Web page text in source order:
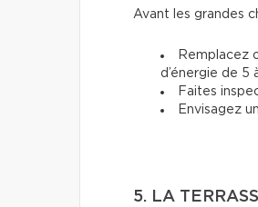
Avant les grandes
Remplacez
d’énergie de 5
Faites
Envisagez
5. LA